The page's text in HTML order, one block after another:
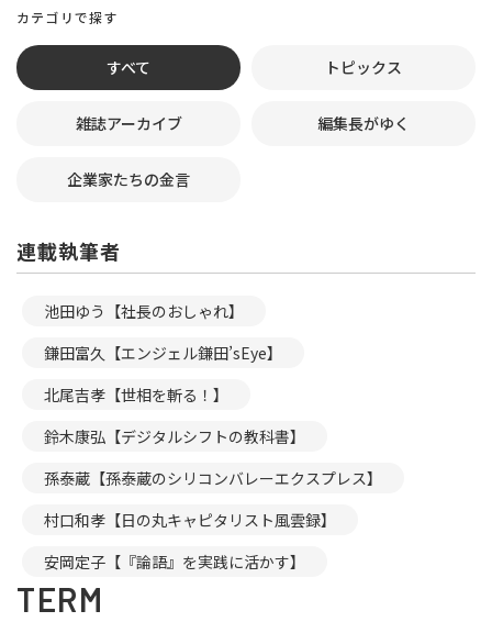
カテゴリで探す
すべて トピックス
雑誌アーカイブ 編集長がゆく
企業家たちの金言
連載執筆者
池田ゆう【社長のおしゃれ】
鎌田富久【エンジェル鎌田’sEye】
北尾吉孝【世相を斬る！】
鈴木康弘【デジタルシフトの教科書】
孫泰蔵【孫泰蔵のシリコンバレーエクスプレス】
村口和孝【日の丸キャピタリスト風雲録】
安岡定子【『論語』を実践に活かす】
TERM